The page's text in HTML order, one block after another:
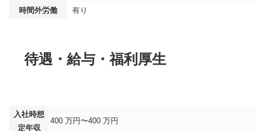
時間外労働
有り
待遇・給与・福利厚生
入社時想
定年収
400 万円〜400 万円